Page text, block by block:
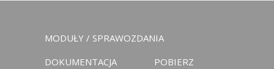
MODUŁY / SPRAWOZDANIA
DOKUMENTACJA
POBIERZ